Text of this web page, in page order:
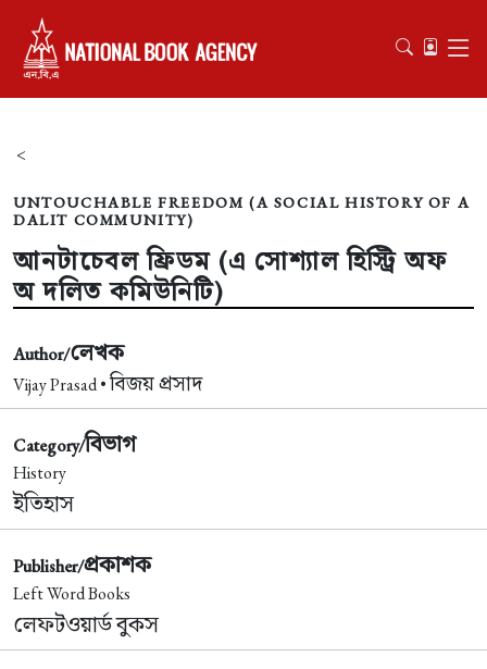
<
UNTOUCHABLE FREEDOM (A SOCIAL HISTORY OF A
DALIT COMMUNITY)
আনটাচেবল ফ্রিডম (এ সোশ্যাল হিস্ট্রি অফ
অ দলিত কমিউনিটি)
Author/লেখক
Vijay Prasad •বিজয় প্রসাদ
Category/বিভাগ
History
ইতিহাস
Publisher/প্রকাশক
Left Word Books
লেফটওয়ার্ড বুকস